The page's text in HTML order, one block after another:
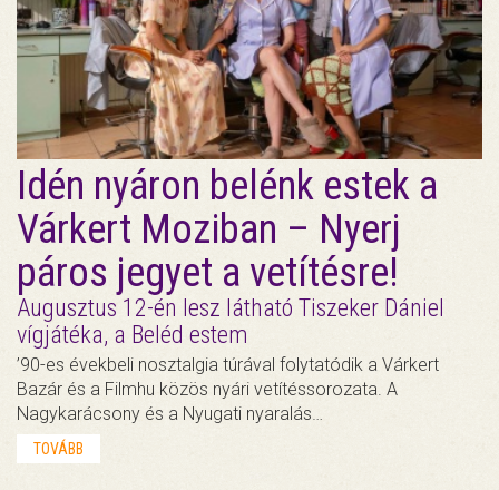
Idén nyáron belénk estek a
Várkert Moziban – Nyerj
páros jegyet a vetítésre!
Augusztus 12-én lesz látható Tiszeker Dániel
vígjátéka, a Beléd estem
’90-es évekbeli nosztalgia túrával folytatódik a Várkert
Bazár és a Filmhu közös nyári vetítéssorozata. A
Nagykarácsony és a Nyugati nyaralás…
TOVÁBB